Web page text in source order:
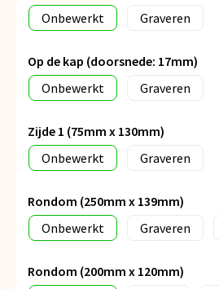
Onbewerkt
Graveren
Op de kap (doorsnede: 17mm)
Onbewerkt
Graveren
Zijde 1 (75mm x 130mm)
Onbewerkt
Graveren
Rondom (250mm x 139mm)
Onbewerkt
Graveren
Rondom (200mm x 120mm)